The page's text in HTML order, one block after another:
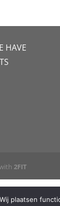
HAVE
2FIT
plaatsen